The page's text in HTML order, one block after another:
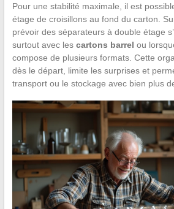
Pour une stabilité maximale, il est
étage de croisillons au fond du carton.
prévoir des séparateurs à double étage
surtout avec les cartons barrel ou
compose de plusieurs formats. Cette
dès le départ, limite les surprises et
transport ou le stockage avec bien plus